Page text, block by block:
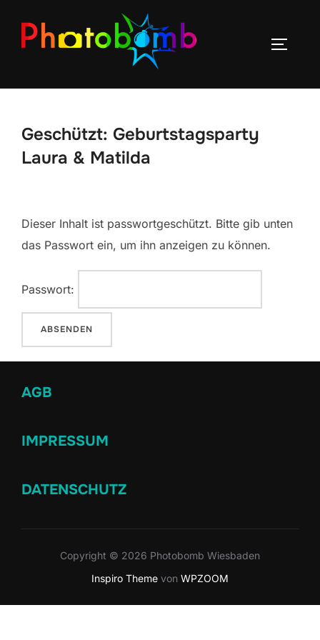
Geschützt: Geburtstagsparty
Laura & Matilda
Dieser Inhalt ist passwortgeschützt. Bitte gib unten
das Passwort ein, um ihn anzeigen zu können.
Passwort:
AGB
IMPRESSUM
DATENSCHUTZ
Copyright © 2026 Photobomb Wiesbaden
Inspiro Theme von WPZOOM